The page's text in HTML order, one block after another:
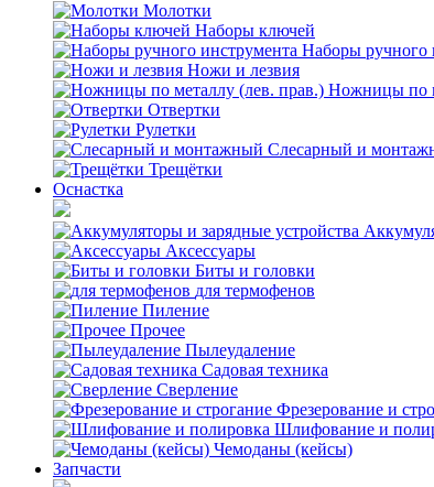
Молотки
Наборы ключей
Наборы ручного
Ножи и лезвия
Ножницы по
Отвертки
Рулетки
Слесарный и
Трещётки
Оснастка
Аксессуары
Биты и головки
для термофенов
Пиление
Прочее
Пылеудаление
Садовая техника
Сверление
Фрезерование и
Шлифование и
Чемоданы (кейсы)
Запчасти